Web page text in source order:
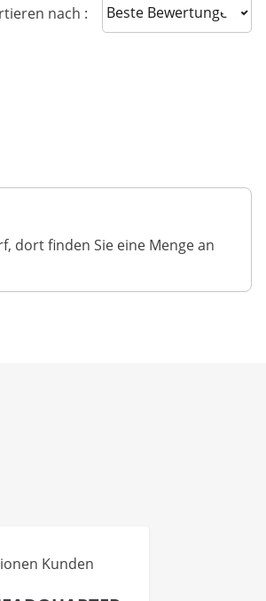
nach : Sort reviews
dort finden Sie eine Menge an
Kunden